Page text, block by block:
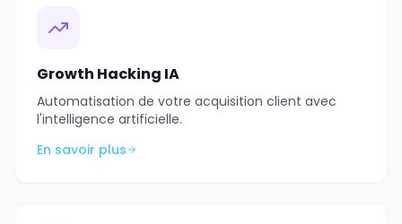
Growth Hacking IA
Automatisation de votre acquisition client avec
l'intelligence artificielle.
En savoir plus